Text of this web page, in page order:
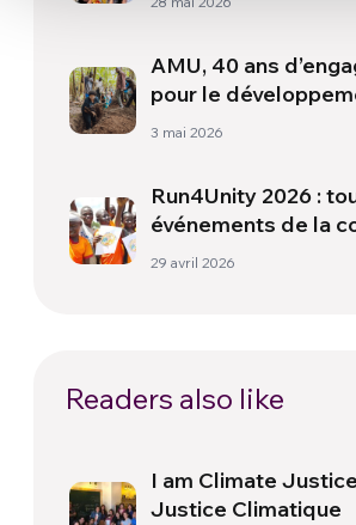
AMU, 40 ans
pour le
réciprocité entre les
3 mai 2026
Run4Unity 2026 :
événements de la
mondiale pour la paix
29 avril 2026
Readers also like
I am Climate
Justice Climatique